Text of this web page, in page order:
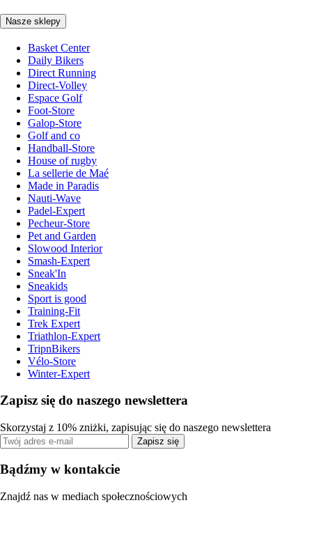
Nasze sklepy
Basket Center
Daily Bikers
Direct Running
Direct-Volley
Espace Golf
Foot-Store
Galop-Store
Golf and co
Handball-Store
House of rugby
La sellerie de Maé
Made in Paradis
Nauti-Wave
Padel-Expert
Pecheur-Store
Pet and Garden
Slowood Interior
Smash-Expert
Sneak'In
Sneakids
Sport is good
Training-Fit
Trek Expert
Triathlon-Expert
TripnBikers
Vélo-Store
Winter-Expert
Zapisz się do naszego newslettera
Skorzystaj z 10% zniżki, zapisując się do naszego newslettera
Zapisz się
Bądźmy w kontakcie
Znajdź nas w mediach społecznościowych